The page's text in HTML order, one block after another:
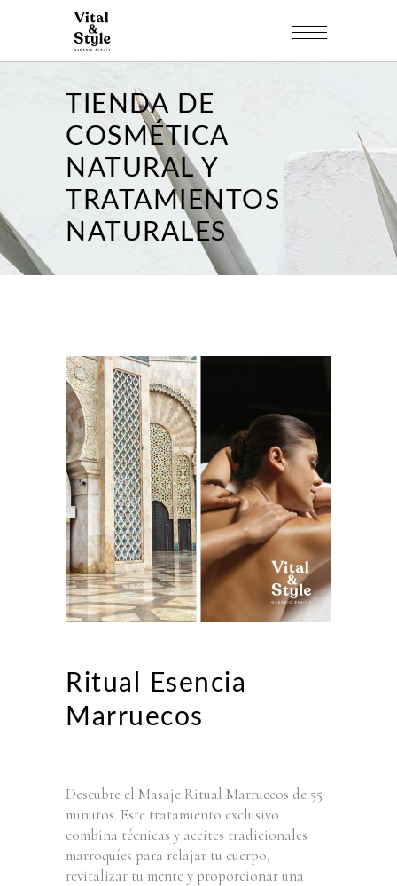
TIENDA DE
COSMÉTICA
NATURAL Y
TRATAMIENTOS
NATURALES
Ritual Esencia
Marruecos
Descubre el Masaje Ritual Marruecos de 55
minutos. Este tratamiento exclusivo
combina técnicas y aceites tradicionales
marroquíes para relajar tu cuerpo,
revitalizar tu mente y proporcionar una